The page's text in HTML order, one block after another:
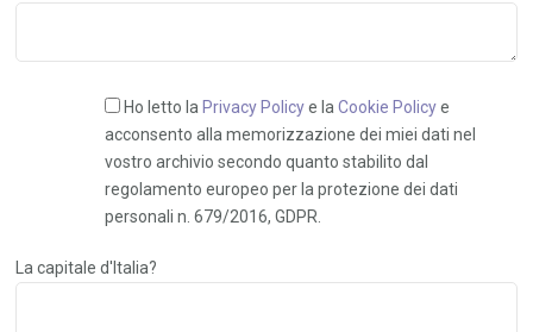
Ho letto la Privacy Policye laCookie Policye
acconsento alla memorizzazione dei miei dati nel
vostro archivio secondo quanto stabilito dal
regolamento europeo per la protezione dei dati
personali n. 679/2016, GDPR.
La capitale d'Italia?